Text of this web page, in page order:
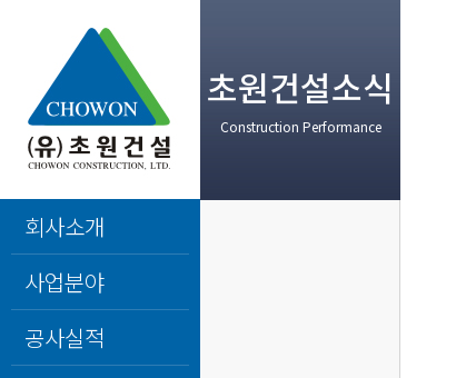
회사소개
사업분야
공사실적
초원건설소식
Construction Performance